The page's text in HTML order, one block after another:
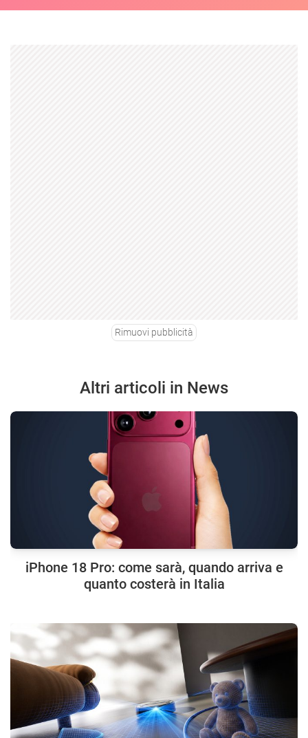
Rimuovi pubblicità
Altri articoli in News
iPhone 18 Pro: come sarà, quando arriva e
quanto costerà in Italia